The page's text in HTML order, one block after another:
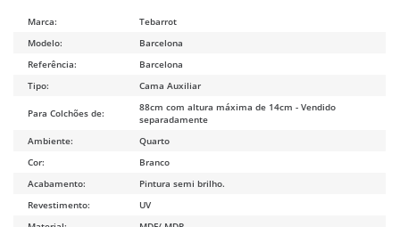
Marca:
Tebarrot
Modelo:
Barcelona
Referência:
Barcelona
Tipo:
Cama Auxiliar
Para Colchões de:
88cm com altura máxima de 14cm - Vendido
separadamente
Ambiente:
Quarto
Cor:
Branco
Acabamento:
Pintura semi brilho.
Revestimento:
UV